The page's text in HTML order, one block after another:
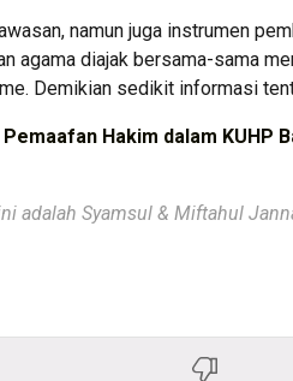
namun juga instrumen
agama diajak bersama-sama
Demikian sedikit informasi
Hakim dalam KUHP
adalah Syamsul & Miftahul